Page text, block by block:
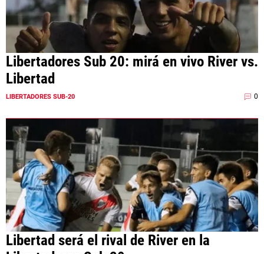
Libertadores Sub 20: mirá en vivo River vs.
Libertad
LIBERTADORES SUB-20 0
Libertad será el rival de River en la